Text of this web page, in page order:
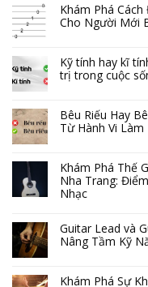
Khám Phá
Cho Người Mới
Kỹ tính hay kĩ
trị trong cuộc
Bêu Riếu Hay
Từ Hành Vi
Khám Phá Thế
Nha Trang:
Nhạc
Guitar Lead và
Nâng Tầm Kỹ
Khám Phá Sự